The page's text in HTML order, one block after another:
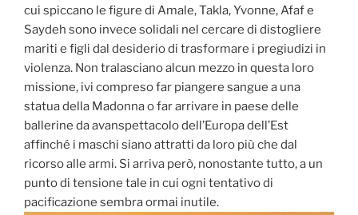
cui spiccano le figure di Amale, Takla, Yvonne, Afaf e
Saydeh sono invece solidali nel cercare di distogliere
mariti e figli dal desiderio di trasformare i pregiudizi in
violenza. Non tralasciano alcun mezzo in questa loro
missione, ivi compreso far piangere sangue a una
statua della Madonna o far arrivare in paese delle
ballerine da avanspettacolo dell’Europa dell’Est
affinché i maschi siano attratti da loro più che dal
ricorso alle armi. Si arriva però, nonostante tutto, a un
punto di tensione tale in cui ogni tentativo di
pacificazione sembra ormai inutile.